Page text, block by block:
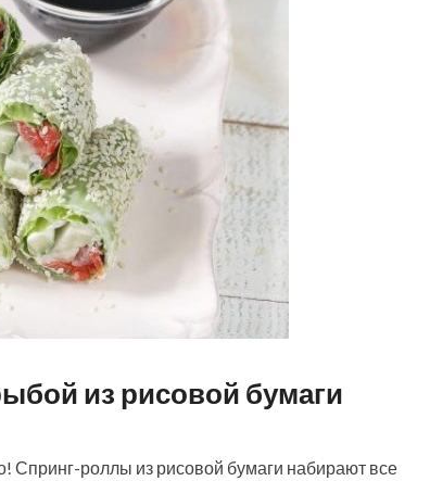
из рисовой бумаги
Спринг-роллы из рисовой бумаги набирают все